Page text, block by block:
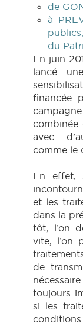
de
à
du
En juin
lancé
financée
avec
comme le
En effet,
et les
dans la
tôt, l’on
vite, l’on
de
toujours
si les
conditions